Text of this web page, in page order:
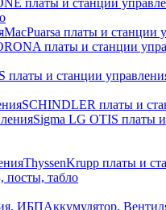
платы и станции
MacPuarsa платы и станции
платы и станции
платы и станции
SCHINDLER платы и
Sigma LG OTIS платы
ThyssenKrupp платы и
табло
Аккумулятор,